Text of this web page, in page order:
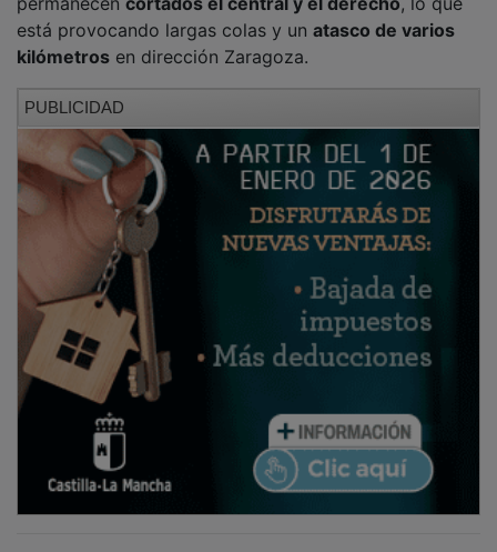
está provocando largas colas y unatasco de varios
kilómetrosen dirección Zaragoza.